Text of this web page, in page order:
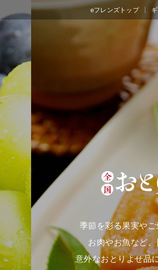
eフレンズトップ
季節を彩る果実や
お肉やお魚など
意外なおとりよせ品